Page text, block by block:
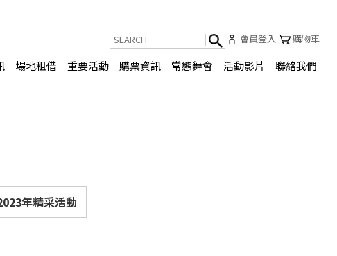
會員登入 購物車
場地租借 重要活動 購票資訊 常態舞會 活動影片 聯絡我們
年精采活動